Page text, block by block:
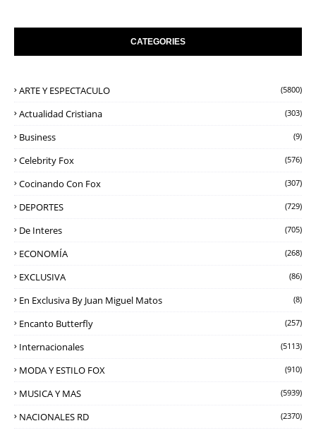
CATEGORIES
ARTE Y ESPECTACULO (5800)
Actualidad Cristiana (303)
Business (9)
Celebrity Fox (576)
Cocinando Con Fox (307)
DEPORTES (729)
De Interes (705)
ECONOMÍA (268)
EXCLUSIVA (86)
En Exclusiva By Juan Miguel Matos (8)
Encanto Butterfly (257)
Internacionales (5113)
MODA Y ESTILO FOX (910)
MUSICA Y MAS (5939)
NACIONALES RD (2370)